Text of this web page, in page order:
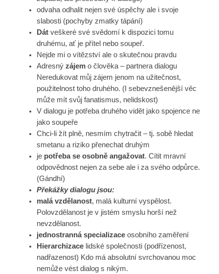
odvaha odhalit nejen své úspěchy ale i svoje
slabosti (pochyby zmatky tápání)
Dát veškeré své svědomí k dispozici tomu
druhému, ať je přítel nebo soupeř.
Nejde mi o vítězství ale o skutečnou pravdu
Adresný zájem o člověka – partnera dialogu
Neredukovat můj zájem jenom na užitečnost,
použitelnost toho druhého. (I sebevznešenější věc
může mít svůj fanatismus, nelidskost)
V dialogu je potřeba druhého vidět jako spojence ne
jako soupeře
Chci-li žít plně, nesmím chytračit – tj. sobě hledat
smetanu a riziko přenechat druhým
je potřeba se osobně angažovat. Cítit mravní
odpovědnost nejen za sebe ale i za svého odpůrce.
(Gándhí)
Překážky dialogu jsou:
malá vzdělanost, malá kulturní vyspělost.
Polovzdělanost je v jistém smyslu horší než
nevzdělanost.
jednostranná specializaceosobního zaměření
Hierarchizacelidské společnosti (podřízenost,
nadřazenost) Kdo má absolutní svrchovanou moc
nemůže vést dialog s nikým.